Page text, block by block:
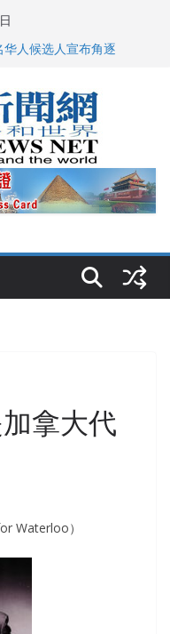
人候选人宣布角逐
颁奖典礼多伦多举行
拿大代
Waterloo）